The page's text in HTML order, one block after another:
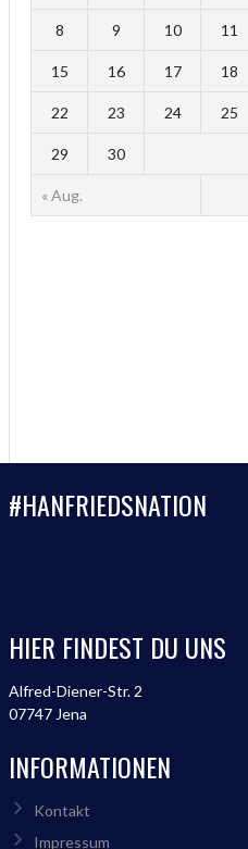
« Aug.
8 9 10 11
15 16 17 18
22 23 24 25
29 30
#HANFRIEDSNATION
HIER FINDEST DU UNS
Alfred-Diener-Str. 2
07747 Jena
INFORMATIONEN
Kontakt
Impressum